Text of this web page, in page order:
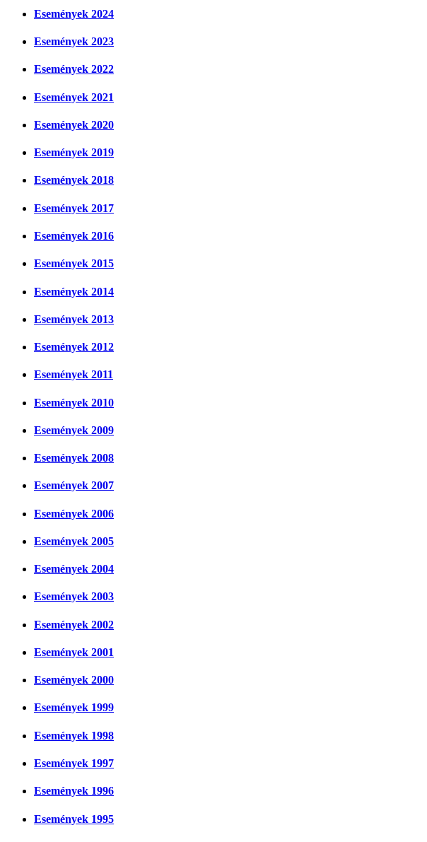
Események 2024
Események 2023
Események 2022
Események 2021
Események 2020
Események 2019
Események 2018
Események 2017
Események 2016
Események 2015
Események 2014
Események 2013
Események 2012
Események 2011
Események 2010
Események 2009
Események 2008
Események 2007
Események 2006
Események 2005
Események 2004
Események 2003
Események 2002
Események 2001
Események 2000
Események 1999
Események 1998
Események 1997
Események 1996
Események 1995